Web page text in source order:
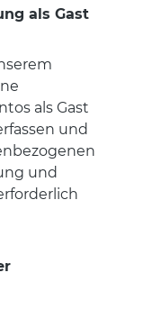
als Gast
als Gast
und
und